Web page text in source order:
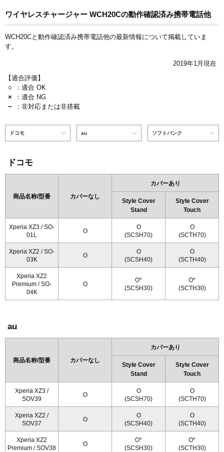
ワイヤレスチャージャー WCH20Cの動作確認済み携帯電話他
WCH20Cと動作確認済み携帯電話他の最新情報について掲載していま
す。
2019年1月現在
【適合評価】
○
：適合 OK
×
：適合 NG
−
：非対応または非搭載
ドコモ au ソフトバンク
ドコモ
商品名称/型番 カバーなし
カバーあり
Style Cover
Stand
Style Cover
Touch
Xperia XZ3 / SO-
01L
O
O
(SCSH70)
O
(SCTH70)
Xperia XZ2 / SO-
03K
O
O
(SCSH40)
O
(SCTH40)
Xperia XZ2
Premium / SO-
04K
O
O*
(SCSH30)
O*
(SCTH30)
au
商品名称/型番 カバーなし
カバーあり
Style Cover
Stand
Style Cover
Touch
Xperia XZ3 /
SOV39
O
O
(SCSH70)
O
(SCTH70)
Xperia XZ2 /
SOV37
O
O
(SCSH40)
O
(SCTH40)
Xperia XZ2
Premium / SOV38
O
O*
(SCSH30)
O*
(SCTH30)